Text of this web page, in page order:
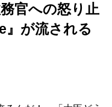
官への怒り止
』が流される